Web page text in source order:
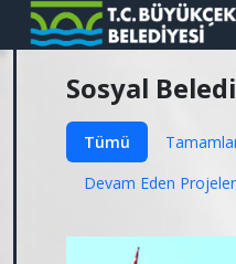
Sosyal
Tümü
Devam Eden Projeler